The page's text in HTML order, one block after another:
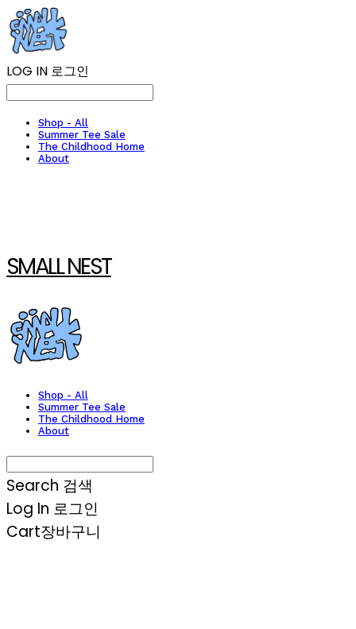
LOG IN 로그인
Shop - All
Summer Tee Sale
The Childhood Home
About
SMALL NEST
Shop - All
Summer Tee Sale
The Childhood Home
About
Search 검색
Log In 로그인
Cart장바구니